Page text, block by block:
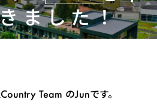
ました！
Team のJunです。